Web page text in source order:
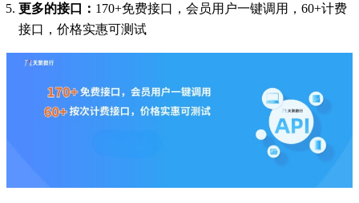
更多的接口： 170+免费接口，会员用户一键调用，60+计费
接口，价格实惠可测试